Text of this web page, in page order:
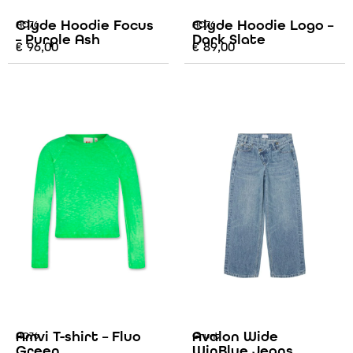
AO76
Clyde Hoodie Focus
– Purple Ash
€ 96,00
AO76
Clyde Hoodie Logo –
Dark Slate
€89,00
AO76
Amvi T-shirt – Fluo
Grunt
Avalon Wide